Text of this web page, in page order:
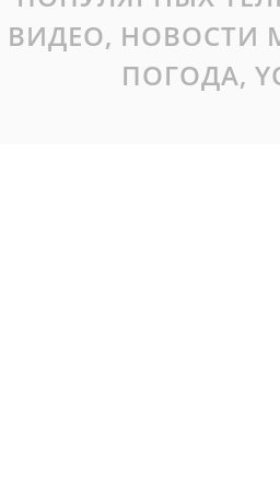
ВИДЕО, НОВОСТИ
ПОГОДА,